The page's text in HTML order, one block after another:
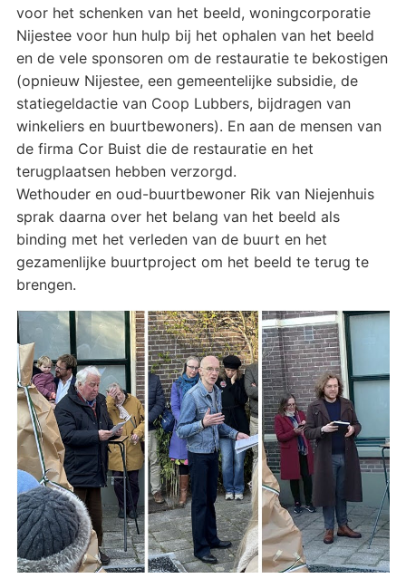
voor het schenken van het beeld, woningcorporatie
Nijestee voor hun hulp bij het ophalen van het beeld
en de vele sponsoren om de restauratie te bekostigen
(opnieuw Nijestee, een gemeentelijke subsidie, de
statiegeldactie van Coop Lubbers, bijdragen van
winkeliers en buurtbewoners). En aan de mensen van
de firma Cor Buist die de restauratie en het
terugplaatsen hebben verzorgd.
Wethouder en oud-buurtbewoner Rik van Niejenhuis
sprak daarna over het belang van het beeld als
binding met het verleden van de buurt en het
gezamenlijke buurtproject om het beeld te terug te
brengen.